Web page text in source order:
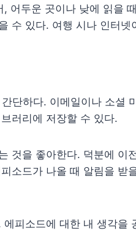
어두운 곳이나 낮에 읽을
수 있다. 여행 시나 인터넷
단하다. 이메일이나 소셜
러리에 저장할 수 있다.
것을 좋아한다. 덕분에 이
소드가 나올 때 알림을 받
피소드에 대한 내 생각을